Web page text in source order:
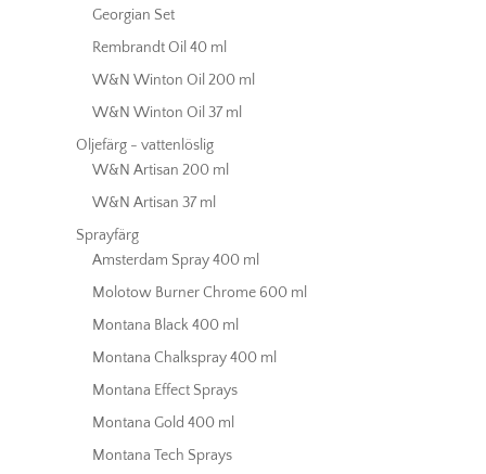
Georgian Set
Rembrandt Oil 40 ml
W&N Winton Oil 200 ml
W&N Winton Oil 37 ml
Oljefärg - vattenlöslig
W&N Artisan 200 ml
W&N Artisan 37 ml
Sprayfärg
Amsterdam Spray 400 ml
Molotow Burner Chrome 600 ml
Montana Black 400 ml
Montana Chalkspray 400 ml
Montana Effect Sprays
Montana Gold 400 ml
Montana Tech Sprays